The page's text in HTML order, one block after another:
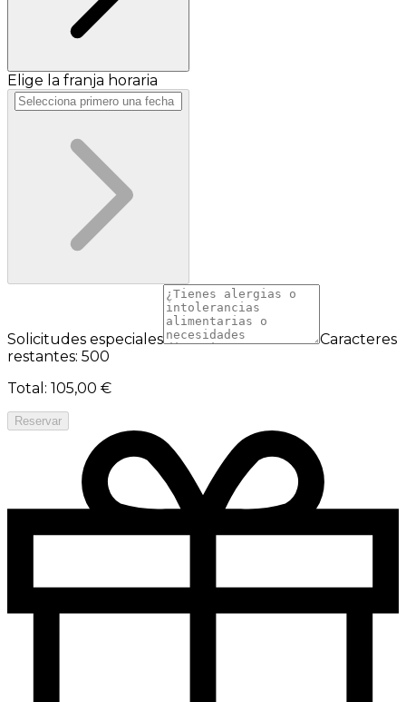
Elige la franja horaria
Solicitudes especiales
Caracteres
restantes: 500
Total : 105,00 €
Reservar